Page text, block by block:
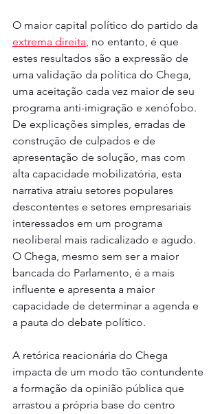
O maior capital político do partido da
extrema direita, no entanto, é que
estes resultados são a expressão de
uma validação da política do Chega,
uma aceitação cada vez maior de seu
programa anti-imigração e xenófobo.
De explicações simples, erradas de
construção de culpados e de
apresentação de solução, mas com
alta capacidade mobilizatória, esta
narrativa atraiu setores populares
descontentes e setores empresariais
interessados em um programa
neoliberal mais radicalizado e agudo.
O Chega, mesmo sem ser a maior
bancada do Parlamento, é a mais
influente e apresenta a maior
capacidade de determinar a agenda e
a pauta do debate político.
A retórica reacionária do Chega
impacta de um modo tão contundente
a formação da opinião pública que
arrastou a própria base do centro